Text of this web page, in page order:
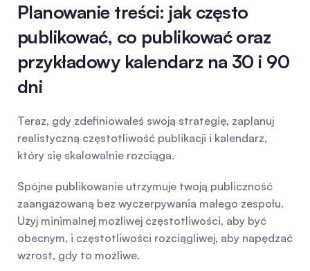
Planowanie treści: jak często
publikować, co publikować oraz
przykładowy kalendarz na 30 i 90
dni
Teraz, gdy zdefiniowałeś swoją strategię, zaplanuj
realistyczną częstotliwość publikacji i kalendarz,
który się skalowalnie rozciąga.
Spójne publikowanie utrzymuje twoją publiczność
zaangażowaną bez wyczerpywania małego zespołu.
Użyj minimalnej możliwej częstotliwości, aby być
obecnym, i częstotliwości rozciągliwej, aby napędzać
wzrost, gdy to możliwe.